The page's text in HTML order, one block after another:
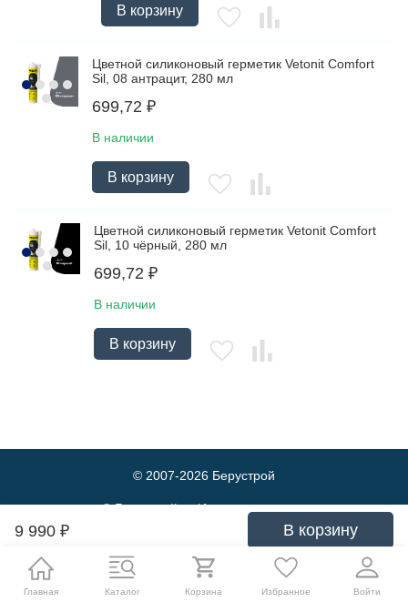
9 990 ₽ В корзину
В корзину
Цветной силиконовый герметик Vetonit Comfort
Sil, 08 антрацит, 280 мл
699,72 ₽
В наличии
В корзину
Цветной силиконовый герметик Vetonit Comfort
Sil, 10 чёрный, 280 мл
699,72 ₽
В наличии
В корзину
© 2007-2026 Берустрой
© Берустрой — Интернет-магазин
оптовой и розничной продажи
строительных материалов. Выгодные
Главная Каталог Корзина Избранное Войти